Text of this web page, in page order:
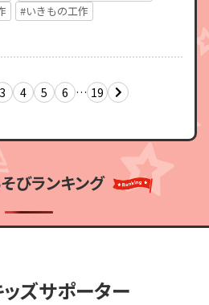
#いきもの工作
3 4 5 6 … 19
びランキング
ズサポーター